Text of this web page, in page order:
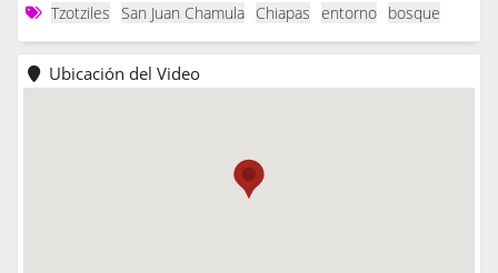
Tzotziles
San Juan Chamula Chiapas entorno bosque
Ubicación del Video